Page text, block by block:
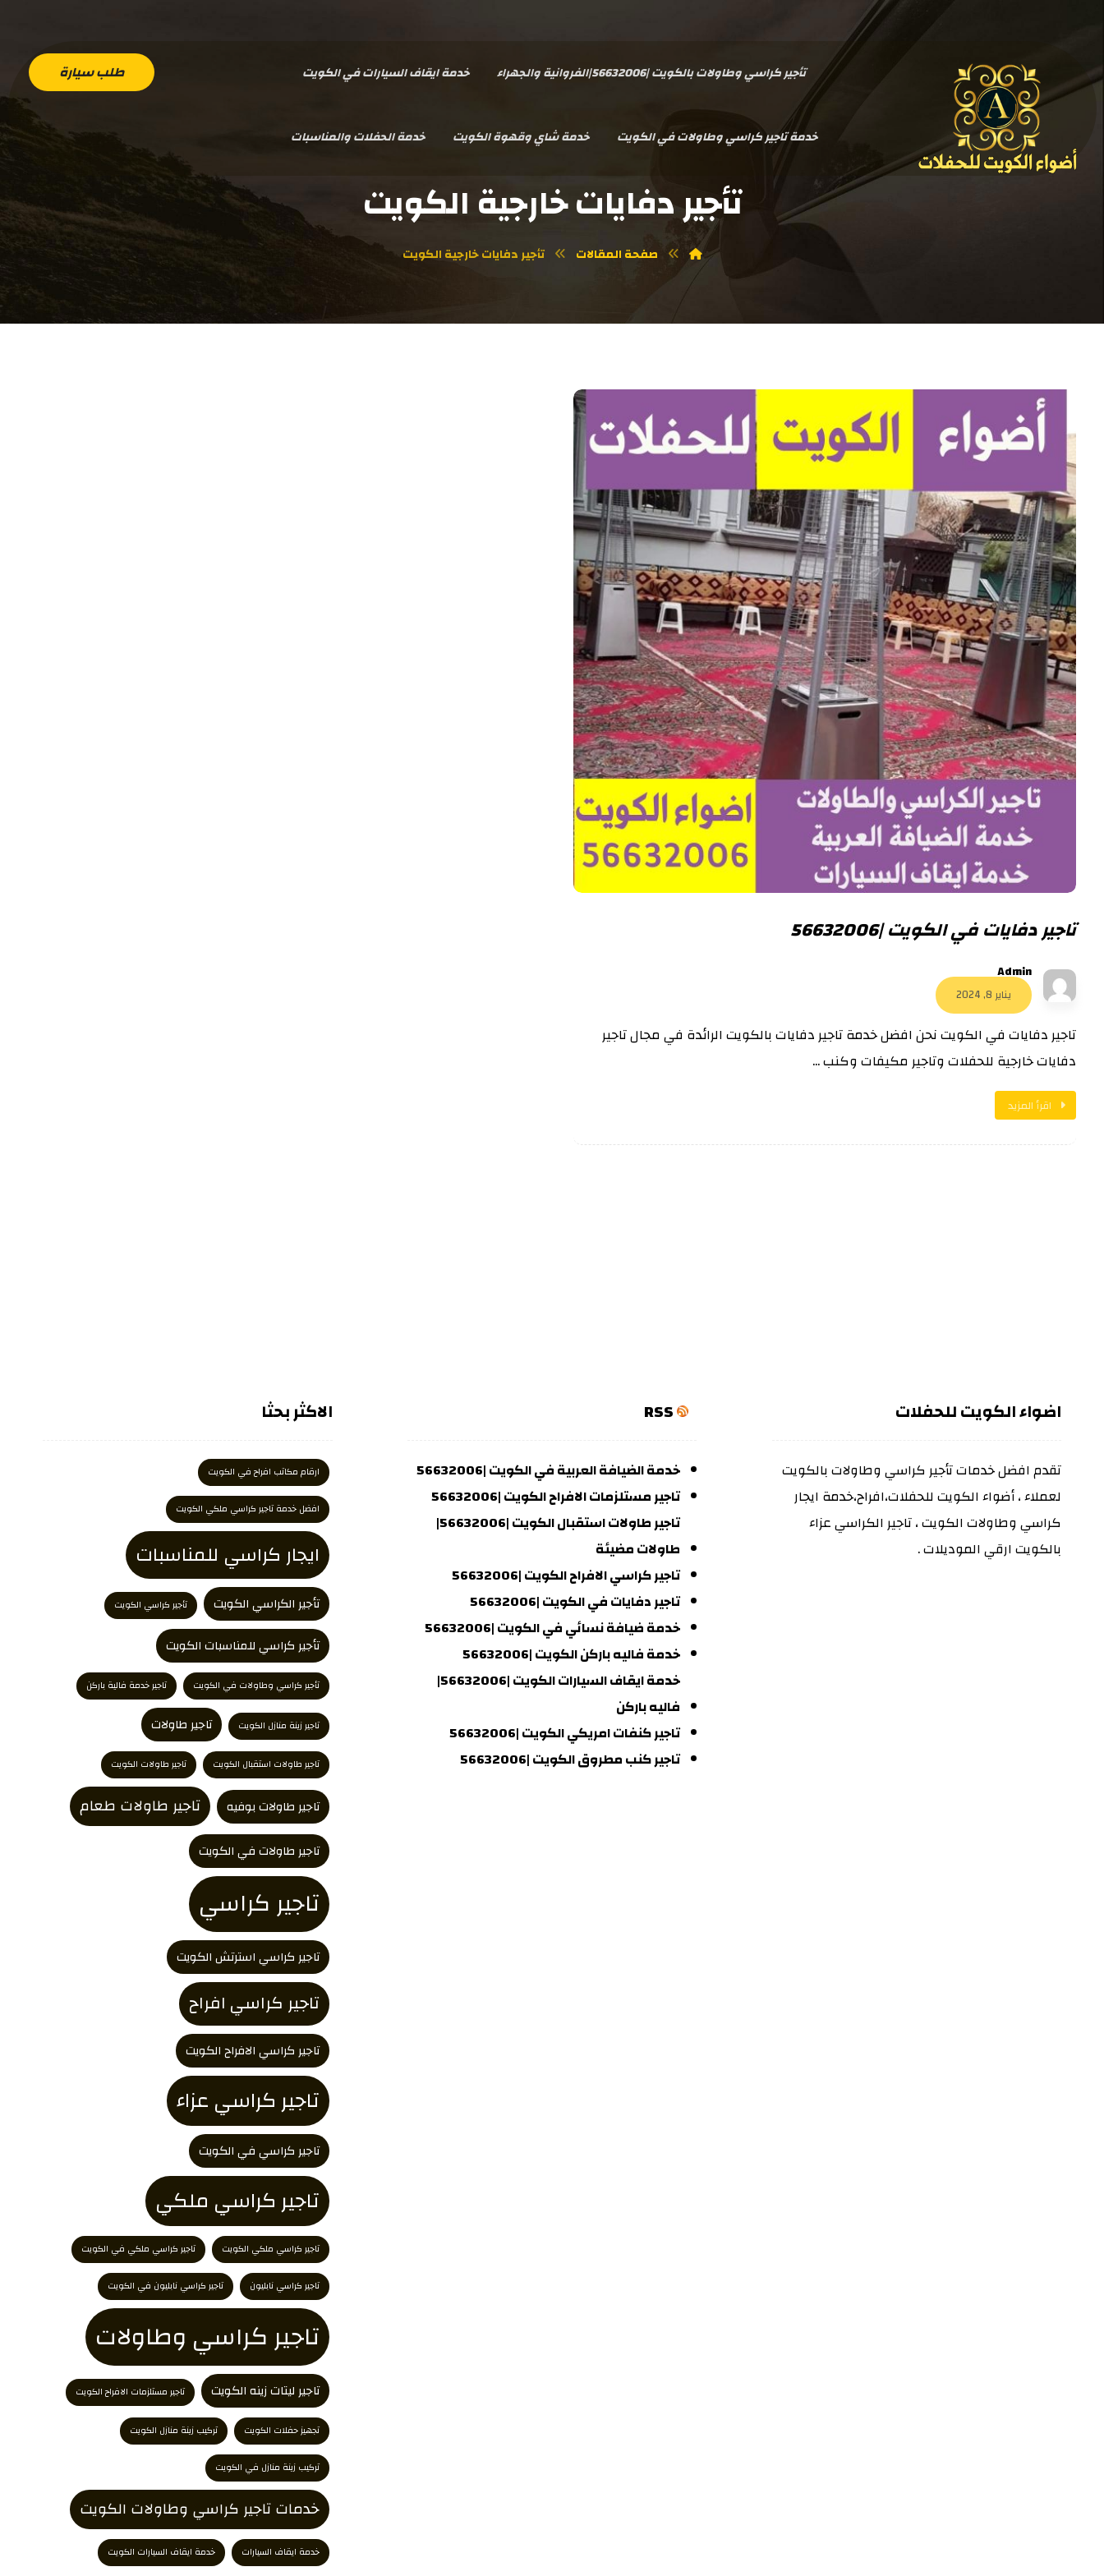
تأجير كراسي وطاولات بالكويت |56632006|الفروانية والجهراء خدمة ايقاف السيارات في الكويت
خدمة تاجير كراسي وطاولات في الكويت خدمة شاي وقهوة الكويت خدمة الحفلات والمناسبات
طلب سيارة
تأجير دفايات خارجية الكويت
صفحة المقالات تأجير دفايات خارجية الكويت
تاجير دفايات في الكويت |56632006
Admin
يناير 8, 2024
تاجير دفايات في الكويت نحن افضل خدمة تاجير دفايات بالكويت الرائدة في مجال تاجير
دفايات خارجية للحفلات وتاجير مكيفات وكنب ...
اقرأ المزيد
اضواء الكويت للحفلات
تقدم افضل خدمات تأجير كراسي وطاولات بالكويت
لعملاء ، أضواء الكويت للحفلات،افراح،خدمة ايجار
كراسي وطاولات الكويت ، تاجير الكراسي عزاء
بالكويت ارقي الموديلات .
RSS
خدمة الضيافة العربية في الكويت |56632006
تاجير مستلزمات الافراح الكويت |56632006
تاجير طاولات استقبال الكويت |56632006|
طاولات مضيئة
تاجير كراسي الافراح الكويت |56632006
تاجير دفايات في الكويت |56632006
خدمة ضيافة نسائي في الكويت |56632006
خدمة فاليه باركن الكويت |56632006
خدمة ايقاف السيارات الكويت |56632006|
فاليه باركن
تاجير كنفات امريكي الكويت |56632006
تاجير كنب مطروق الكويت |56632006
الاكثر بحثا
ارقام مكاتب افراح في الكويت
افضل خدمة تاجير كراسي ملكي الكويت
ايجار كراسي للمناسبات
تأجير الكراسي الكويت تأجير كراسي الكويت
تأجير كراسي للمناسبات الكويت
تأجير كراسي وطاولات في الكويت تاجير خدمة فالية باركن
تاجير زينة منازل الكويت تاجير طاولات
تاجير طاولات استقبال الكويت تاجير طاولات الكويت
تاجير طاولات بوفيه تاجير طاولات طعام
تاجير طاولات في الكويت
تاجير كراسي
تاجير كراسي استرتش الكويت
تاجير كراسي افراح
تاجير كراسي الافراح الكويت
تاجير كراسي عزاء
تاجير كراسي في الكويت
تاجير كراسي ملكي
تاجير كراسي ملكي الكويت تاجير كراسي ملكي في الكويت
تاجير كراسي نابليون تاجير كراسي نابليون في الكويت
تاجير كراسي وطاولات
تاجير ليتات زينه الكويت تاجير مستلزمات الافراح الكويت
تجهيز حفلات الكويت تركيب زينة منازل الكويت
تركيب زينة منازل في الكويت
خدمات تاجير كراسي وطاولات الكويت
خدمة ايقاف السيارات خدمة ايقاف السيارات الكويت